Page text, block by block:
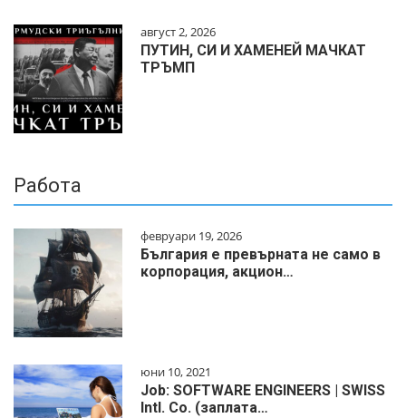
август 2, 2026
ПУТИН, СИ И ХАМЕНЕЙ МАЧКАТ
ТРЪМП
Работа
февруари 19, 2026
България е превърната не само в
корпорация, акцион…
юни 10, 2021
Job: SOFTWARE ENGINEERS | SWISS
Intl. Co. (заплата…